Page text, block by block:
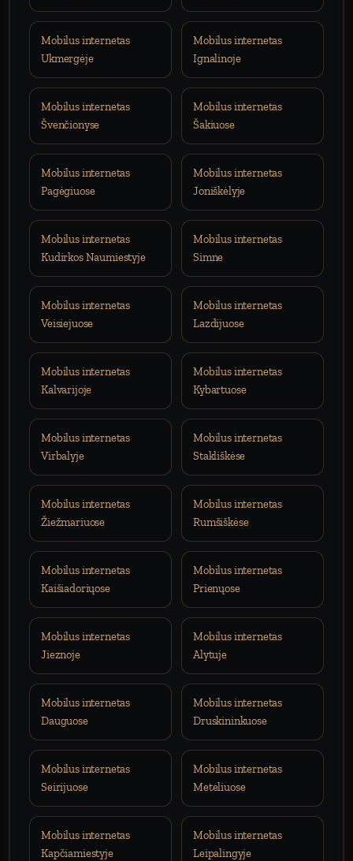
Mobilus internetas
Ukmergėje
Mobilus internetas
Ignalinoje
Mobilus internetas
Švenčionyse
Mobilus internetas
Šakiuose
Mobilus internetas
Pagėgiuose
Mobilus internetas
Joniškėlyje
Mobilus internetas
Kudirkos Naumiestyje
Mobilus internetas
Simne
Mobilus internetas
Veisiejuose
Mobilus internetas
Lazdijuose
Mobilus internetas
Kalvarijoje
Mobilus internetas
Kybartuose
Mobilus internetas
Virbalyje
Mobilus internetas
Stakliškėse
Mobilus internetas
Žiežmariuose
Mobilus internetas
Rumšiškėse
Mobilus internetas
Kaišiadoriųose
Mobilus internetas
Prienųose
Mobilus internetas
Jieznoje
Mobilus internetas
Alytuje
Mobilus internetas
Dauguose
Mobilus internetas
Druskininkuose
Mobilus internetas
Seirijuose
Mobilus internetas
Meteliuose
Mobilus internetas
Kapčiamiestyje
Mobilus internetas
Leipalingyje